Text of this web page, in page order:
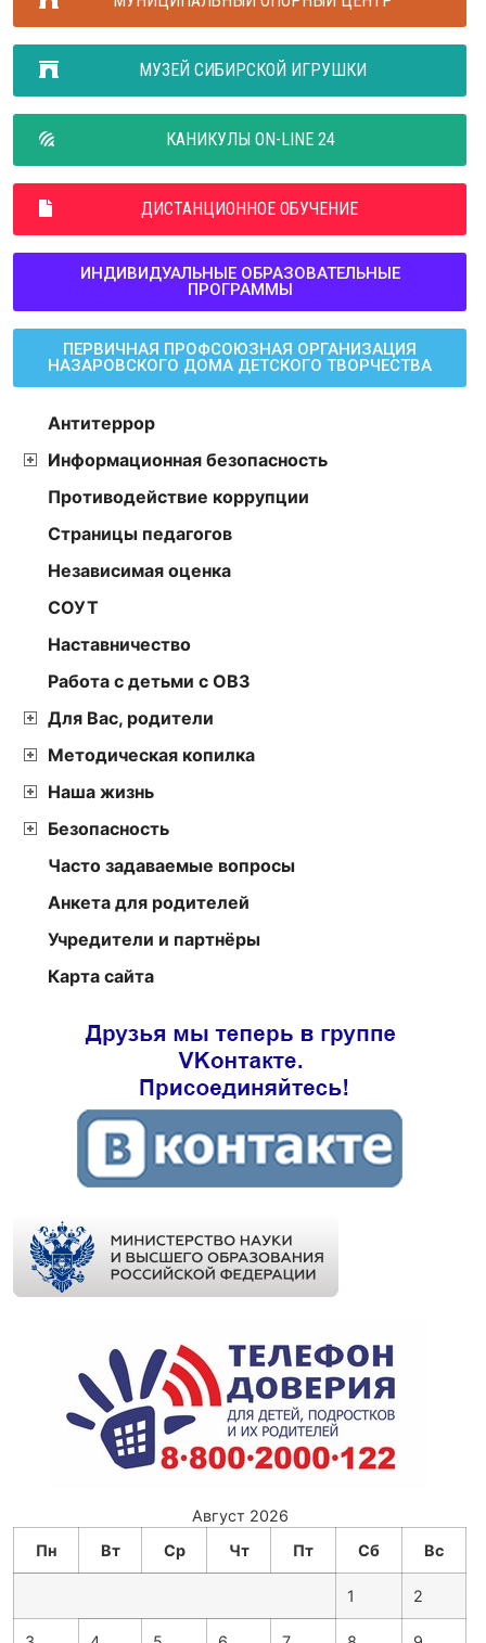
МУЗЕЙ СИБИРСКОЙ ИГРУШКИ
КАНИКУЛЫ ON-LINE 24
ДИСТАНЦИОННОЕ ОБУЧЕНИЕ
ИНДИВИДУАЛЬНЫЕ ОБРАЗОВАТЕЛЬНЫЕ
ПРОГРАММЫ
ПЕРВИЧНАЯ ПРОФСОЮЗНАЯ ОРГАНИЗАЦИЯ
НАЗАРОВСКОГО ДОМА ДЕТСКОГО ТВОРЧЕСТВА
Антитеррор
Информационная безопасность
Противодействие коррупции
Страницы педагогов
Независимая оценка
СОУТ
Наставничество
Работа с детьми с ОВЗ
Для Вас, родители
Методическая копилка
Наша жизнь
Безопасность
Часто задаваемые вопросы
Анкета для родителей
Учредители и партнёры
Карта сайта
Август 2026
Пн
Вт Ср Чт Пт Сб Вс
1 2